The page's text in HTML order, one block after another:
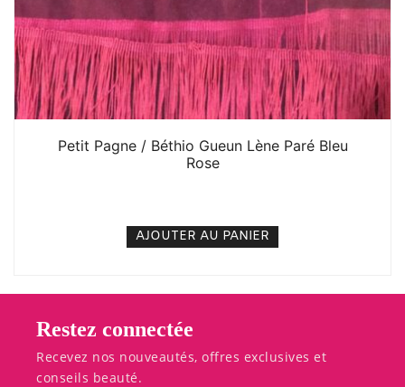
Petit Pagne / Béthio Gueun Lène Paré Bleu
Rose
AJOUTER AU PANIER
Restez connectée
Recevez nos nouveautés, offres exclusives et
conseils beauté.